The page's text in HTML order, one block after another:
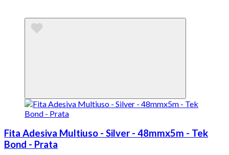
Fita Adesiva Multiuso - Silver - 48mmx5m - Tek
Bond - Prata